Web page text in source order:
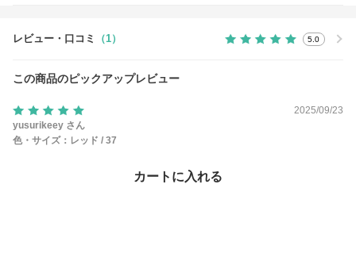
カートに入れる
レビュー・口コミ （1） 5.0
この商品のピックアップレビュー
2025/09/23
yusurikeey さん
色・サイズ： レッド / 37